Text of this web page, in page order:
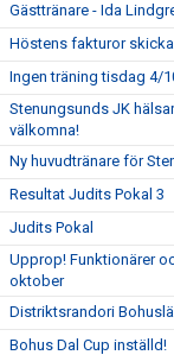
Gästtränare - Ida
Höstens fakturor
Ingen träning tisdag 4/
Stenungsunds JK
välkomna!
Ny huvudtränare för
Resultat Judits Pokal 3
Judits Pokal
Upprop! Funktionärer
oktober
Distriktsrandori
Bohus Dal Cup inställd!